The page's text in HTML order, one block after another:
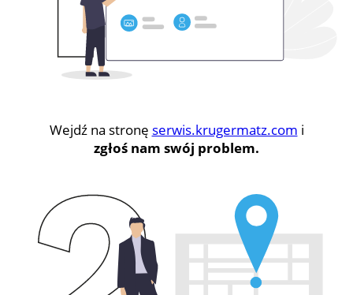
Wejdź na stronę serwis.krugermatz.com i
zgłoś nam swój problem.